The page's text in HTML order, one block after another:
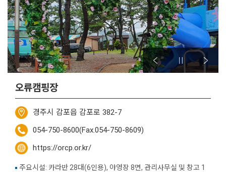
오류캠핑장
경주시 감포읍 감포로 382-7
054-750-8600(Fax.054-750-8609)
https://orcp.or.kr/
주요시설: 카라반 28대(6인용), 야영장 8면, 관리사무실 및 창고 1